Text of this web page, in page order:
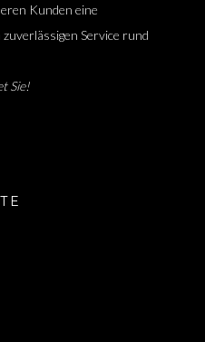
Kunden eine
Service rund
Sie!